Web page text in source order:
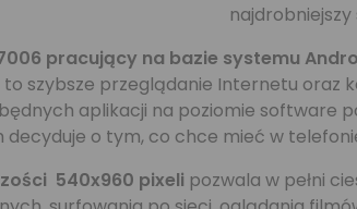
najdrobniejszy
pracujący na bazie systemu
to szybsze przeglądanie Internetu oraz
aplikacji na poziomie software
decyduje o tym, co chce mieć w
540x960 pixeli pozwala w pełni